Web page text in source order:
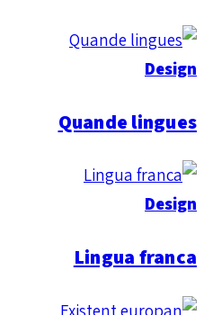
Design
Quande lingues
Design
Lingua franca